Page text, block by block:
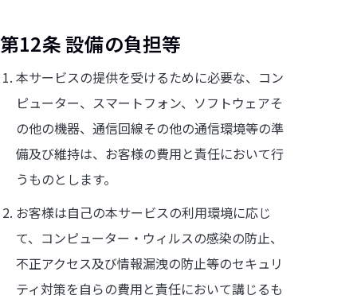
第12条 設備の負担等
本サービスの提供を受けるために必要な、コン
ピューター、スマートフォン、ソフトウェアそ
の他の機器、通信回線その他の通信環境等の準
備及び維持は、お客様の費用と責任において行
うものとします。
お客様は自己の本サービスの利用環境に応じ
て、コンピューター・ウィルスの感染の防止、
不正アクセス及び情報漏洩の防止等のセキュリ
ティ対策を自らの費用と責任において講じるも